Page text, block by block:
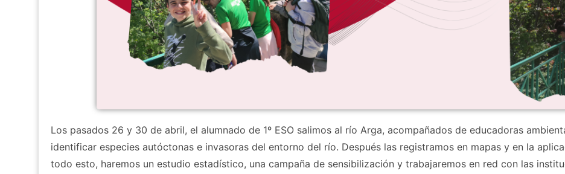
Los pasados 26 y 30 de abril, el alumnado de 1º ESO salimos al río Arga, acompañados de educadoras
identificar especies autóctonas e invasoras del entorno del río. Después las registramos en mapas y en la
todo esto, haremos un estudio estadístico, una campaña de sensibilización y trabajaremos en red con las